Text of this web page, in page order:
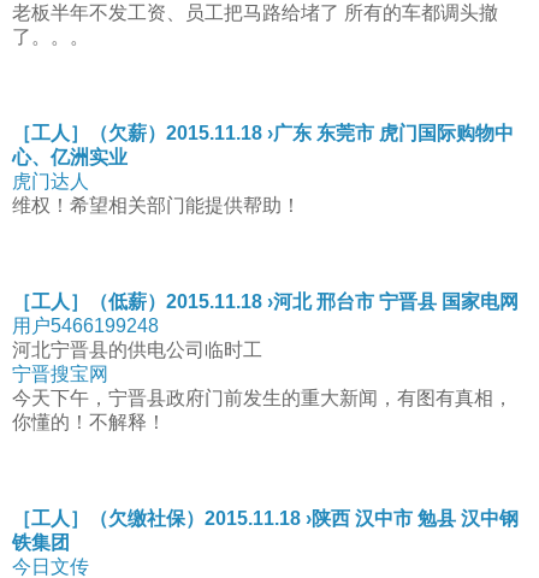
老板半年不发工资、员工把马路给堵了 所有的车都调头撤
了。。。
［工人］（欠薪）2015.11.18 ›广东 东莞市 虎门国际购物中
心、亿洲实业
虎门达人
维权！希望相关部门能提供帮助！
［工人］（低薪）2015.11.18 ›河北 邢台市 宁晋县 国家电网
用户5466199248
河北宁晋县的供电公司临时工
宁晋搜宝网
今天下午，宁晋县政府门前发生的重大新闻，有图有真相，
你懂的！不解释！
［工人］（欠缴社保）2015.11.18 ›陕西 汉中市 勉县 汉中钢
铁集团
今日文传